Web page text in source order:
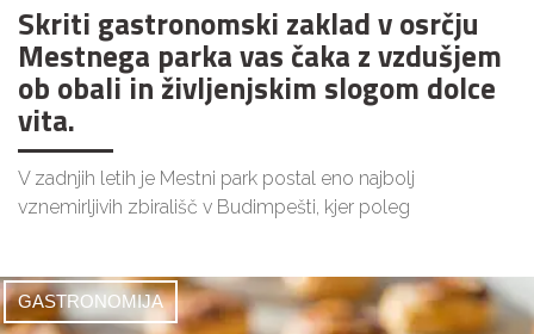
Skriti gastronomski zaklad v osrčju
Mestnega parka vas čaka z vzdušjem
ob obali in življenjskim slogom dolce
vita.
V zadnjih letih je Mestni park postal eno najbolj
vznemirljivih zbirališč v Budimpešti, kjer poleg
GASTRONOMIJA